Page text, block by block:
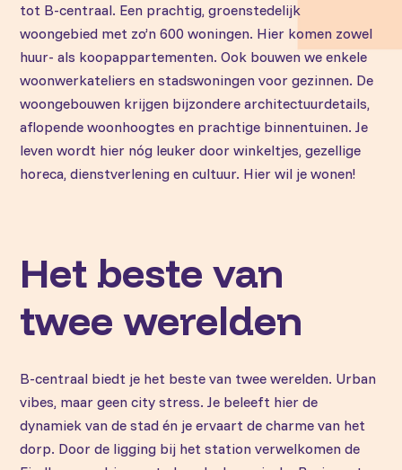
tot B-centraal. Een prachtig, groenstedelijk
woongebied met zo’n 600 woningen. Hier komen zowel
huur- als koopappartementen. Ook bouwen we enkele
woonwerkateliers en stadswoningen voor gezinnen. De
woongebouwen krijgen bijzondere architectuurdetails,
aflopende woonhoogtes en prachtige binnentuinen. Je
leven wordt hier nóg leuker door winkeltjes, gezellige
horeca, dienstverlening en cultuur. Hier wil je wonen!
Het beste van
twee werelden
B-centraal biedt je het beste van twee werelden. Urban
vibes, maar geen city stress. Je beleeft hier de
dynamiek van de stad én je ervaart de charme van het
dorp. Door de ligging bij het station verwelkomen de